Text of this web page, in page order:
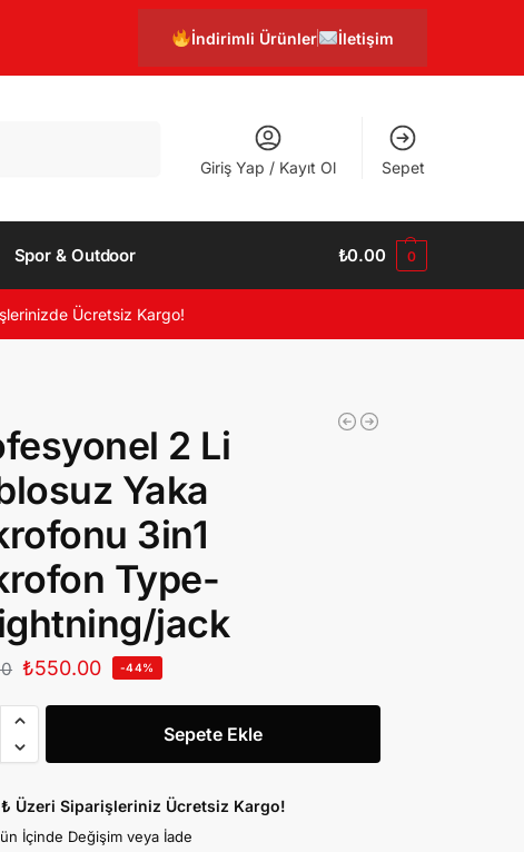
İndirimli Ürünler İletişim
Giriş Yap / Kayıt Ol Sepet
Spor & Outdoor ₺0.00 0
Ücretsiz Kargo!
2 Li
Yaka
3in1
Type-
jack
₺550.00 -44%
Sepete Ekle
Üzeri Siparişleriniz Ücretsiz Kargo!
İçinde Değişim veya İade